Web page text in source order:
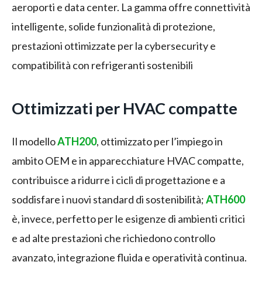
aeroporti e data center. La gamma offre connettività
intelligente, solide funzionalità di protezione,
prestazioni ottimizzate per la cybersecurity e
compatibilità con refrigeranti sostenibili
Ottimizzati per HVAC compatte
Il modelloATH200, ottimizzato per l’impiego in
ambito OEM e in apparecchiature HVAC compatte,
contribuisce a ridurre i cicli di progettazione e a
soddisfare i nuovi standard di sostenibilità;ATH600
è, invece, perfetto per le esigenze di ambienti critici
e ad alte prestazioni che richiedono controllo
avanzato, integrazione fluida e operatività continua.